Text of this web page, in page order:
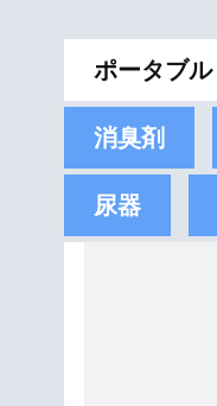
ポータブ
消臭剤
尿器